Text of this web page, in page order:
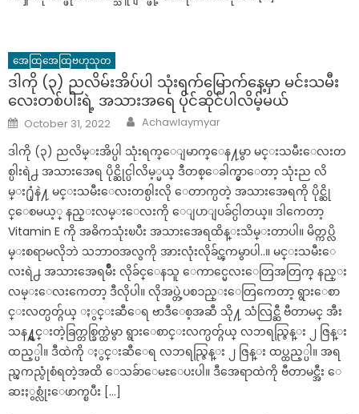
အေထြအေထြဗဟုသုတ
ဒါကို (၃) ညလိမ်းအိပ်ပါ သုံးရက်မြောက်နေ့မှာ မင်းသမီး
လေးတစ်ပါးရဲ့ အသားအရေ ပိုင်ဆိုင်ပါလိမ့်မယ်
Posted
on
October 31, 2022 Author
Achawlaymyar
ဒါကို (၃) ညလိမ္းအိပ္ပါ သုံးရက္ေျမာက္ေန႔မွာ မင္းသမီးေလးတ
စ္ပါးရဲ႕ အသားအေရ ပိုင္ဆိုင္ပါလိမ့္မယ္ ဒီတစ္ေခါက္မွာေတာ့ သုံးည လိ
မ္း႐ုံနဲ႔ မင္းသမီးေလးတစ္ပါးလို ေတာက္ပတဲ့ အသားအေရကို ပိုင္ဆို
င္ေစမယ့္ နည္းလမ္းေလးကို ေျပာျပခ်င္ပါတယ္။ ဒါကေတာ့
Vitamin E ကို အဓိကသုံးၿပီး အသားအေရထိန္းသိမ္းတာပါ။ မိတ္ကပ္လိ
မ္းစရာမလိုဘဲ သဘာဝအလွကို အားလုံးလိုခ်င္ၾကမွာပါ..။ မင္းသမီးေ
လးရဲ႕ အသားအေရမ်ိဳး လိုခ်င္ေနသူ ေကာင္မေလးေတြအတြက္ နည္း
လမ္းေလးကေတာ့ ဒီလိုပါ။ လိုအပ္တဲ့ပစၥည္းေတြကေတာ့ ရွားေစာ
င္းလတ္ပတ္ဂ်ယ္ ႏွင္းဆီေရ ဗာဒီေစ့အဆီ သို႔ သံလြင္ဆီ ဗီတာမင္ အီး
သန႔္ရွင္းတဲ့ခြက္တစ္ခြက္ထဲမွာ ရွားေစာင္းလက္ပတ္ဂ်ယ္ လဘရည္ဇြန္း ၂ ဇြန္း
ထည့္ပါ။ ဒီထဲကို ႏွင္းဆီေရ လဘရည္ဇြန္း ၂ ဇြန္း ထပ္ထည့္ပါ။ အရ
ည္ၾကည္ပုံစံရတဲ့အထိ ေသခ်ာေမႊေပးပါ။ ဒီအေရာထဲကို ဗီတာမင္အီး ေ
ဆးႏွစ္လုံးေဖာက္ၿပီး […]